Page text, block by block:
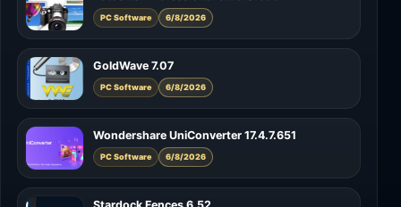
PC Software 6/8/2026
GoldWave 7.07
PC Software 6/8/2026
Wondershare UniConverter 17.4.7.651
PC Software 6/8/2026